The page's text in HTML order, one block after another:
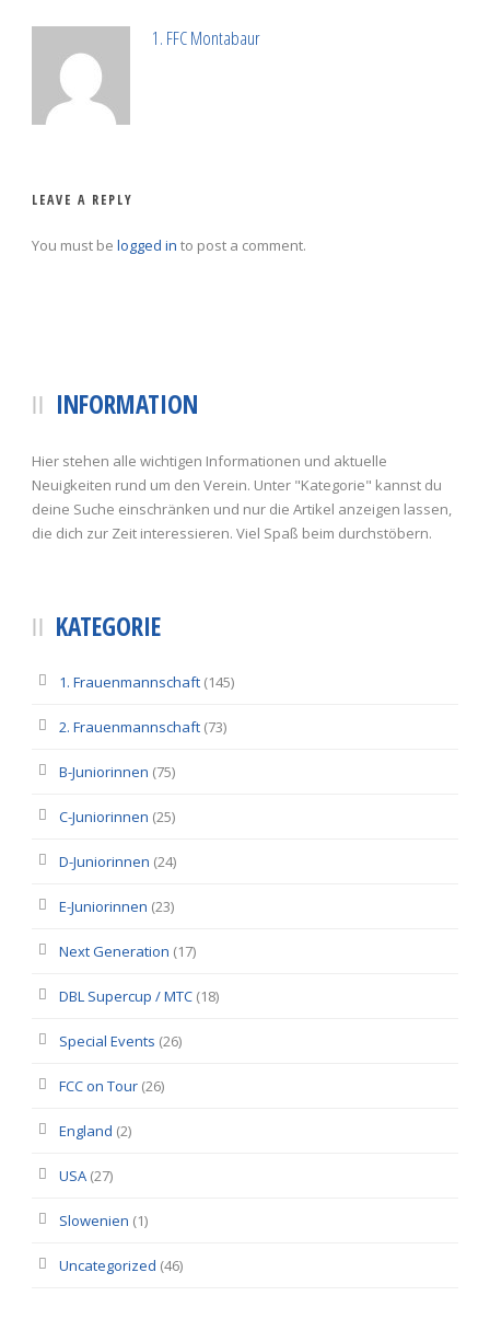
1. FFC Montabaur
LEAVE A REPLY
You must be logged in to post a comment.
INFORMATION
Hier stehen alle wichtigen Informationen und aktuelle
Neuigkeiten rund um den Verein. Unter "Kategorie" kannst du
deine Suche einschränken und nur die Artikel anzeigen lassen,
die dich zur Zeit interessieren. Viel Spaß beim durchstöbern.
KATEGORIE
1. Frauenmannschaft (145)
2. Frauenmannschaft (73)
B-Juniorinnen (75)
C-Juniorinnen (25)
D-Juniorinnen (24)
E-Juniorinnen (23)
Next Generation (17)
DBL Supercup / MTC (18)
Special Events (26)
FCC on Tour (26)
England (2)
USA (27)
Slowenien (1)
Uncategorized (46)